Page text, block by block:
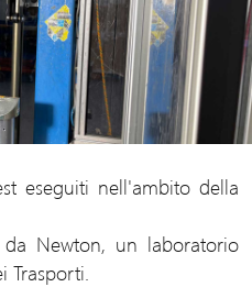
eseguiti nell'ambito della
Newton, un laboratorio
Trasporti.